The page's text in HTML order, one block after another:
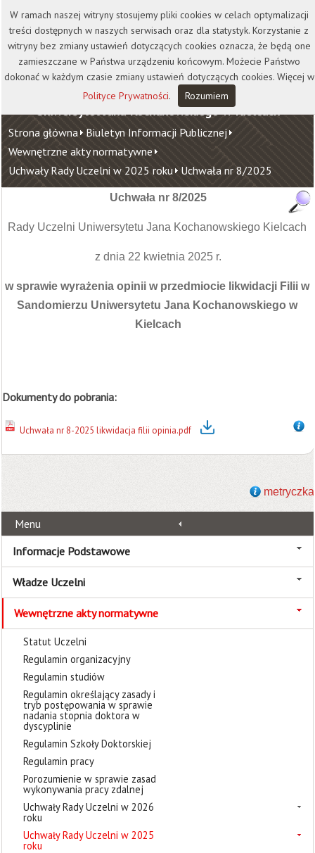
Kontakt Biblioteka
Wydawnictwo
Wirtualna Uczelnia
Uniwersytet Jana Kochanowskiego w Kielcach
Strona główna Biuletyn Informacji Publicznej
Wewnętrzne akty normatywne
Uchwały Rady Uczelni w 2025 roku Uchwała nr 8/2025
Uchwała nr 8/2025
Rady Uczelni Uniwersytetu Jana Kochanowskiego Kielcach
z dnia 22 kwietnia 2025 r.
w sprawie wyrażenia opinii w przedmiocie likwidacji Filii w
Sandomierzu Uniwersytetu Jana Kochanowskiego w
Kielcach
Dokumenty do pobrania:
Uchwała nr 8-2025 likwidacja filii opinia.pdf
metryczka
Menu
Informacje Podstawowe
Władze Uczelni
Wewnętrzne akty normatywne
Statut Uczelni
Regulamin organizacyjny
Regulamin studiów
Regulamin określający zasady i
tryb postępowania w sprawie
nadania stopnia doktora w
dyscyplinie
Regulamin Szkoły Doktorskiej
Regulamin pracy
Porozumienie w sprawie zasad
wykonywania pracy zdalnej
Uchwały Rady Uczelni w 2026
roku
Uchwały Rady Uczelni w 2025
roku
W ramach naszej witryny stosujemy pliki cookies w celach optymalizacji
treści dostępnych w naszych serwisach oraz dla statystyk. Korzystanie z
witryny bez zmiany ustawień dotyczących cookies oznacza, że będą one
zamieszczane w Państwa urządzeniu końcowym. Możecie Państwo
dokonać w każdym czasie zmiany ustawień dotyczących cookies. Więcej w
Polityce Prywatności. Rozumiem